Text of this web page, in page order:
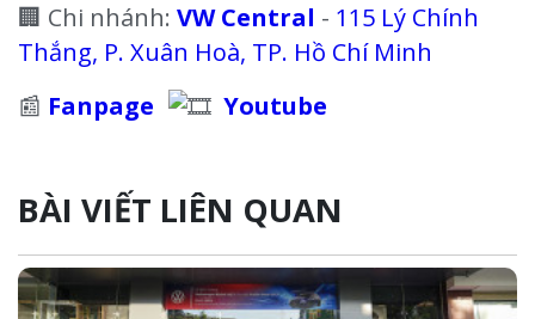
🏢 Chi nhánh: VW Central - 115 Lý Chính
Thắng, P. Xuân Hoà, TP. Hồ Chí Minh
📰 Fanpage Youtube
BÀI VIẾT LIÊN QUAN